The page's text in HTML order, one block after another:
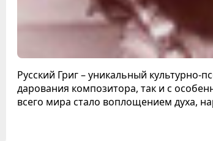
Русский Григ – уникальный
дарования композитора, так и с
всего мира стало воплощением духа,